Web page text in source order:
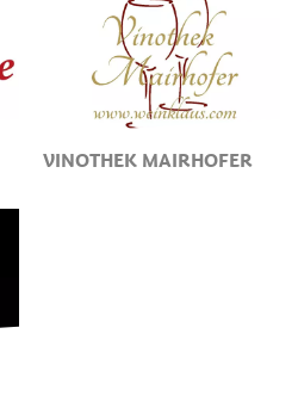
VINOTHEK MAIRHOFER